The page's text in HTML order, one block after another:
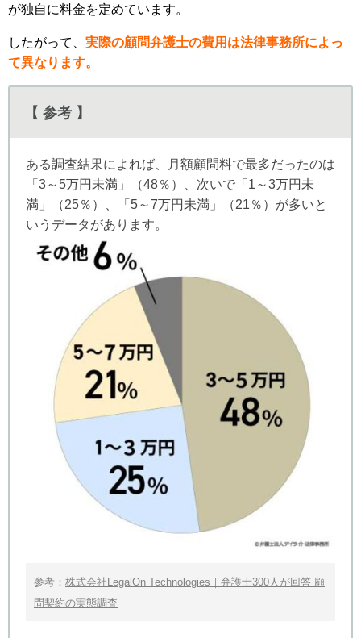
が独自に料金を定めています。
したがって、 実際の顧問弁護士の費用は法律事務所によっ
て異なります。
【 参考 】
ある調査結果によれば、月額顧問料で最多だったのは
「3～5万円未満」（48％）、次いで「1～3万円未
満」（25％）、「5～7万円未満」（21％）が多いと
いうデータがあります。
参考： 株式会社LegalOn Technologies｜弁護士300人が回答 顧
問契約の実態調査